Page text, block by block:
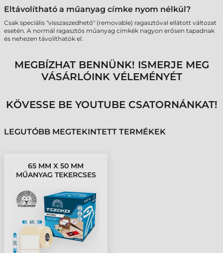
Eltávolítható a műanyag címke nyom nélkül?
Csak speciális "visszaszedhető" (removable) ragasztóval ellátott változat
esetén. A normál ragasztós műanyag címkék nagyon erősen tapadnak
és nehezen távolíthatók el.
MEGBÍZHAT BENNÜNK! ISMERJE MEG
VÁSÁRLÓINK VÉLEMÉNYÉT
KÖVESSE BE YOUTUBE CSATORNÁNKAT!
LEGUTÓBB MEGTEKINTETT TERMÉKEK
65 MM X 50 MM
MŰANYAG TEKERCSES
2000 CÍMKE/TEKERCS )